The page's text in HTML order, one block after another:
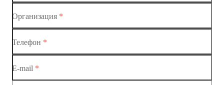
Коммутатор доступа MES1428-03
Коммутатор доступа MES1428-04
Ethernet-коммутаторы
Организация *
Телефон *
E-mail *